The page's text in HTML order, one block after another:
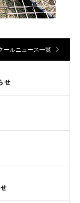
ールニュース一覧
せ